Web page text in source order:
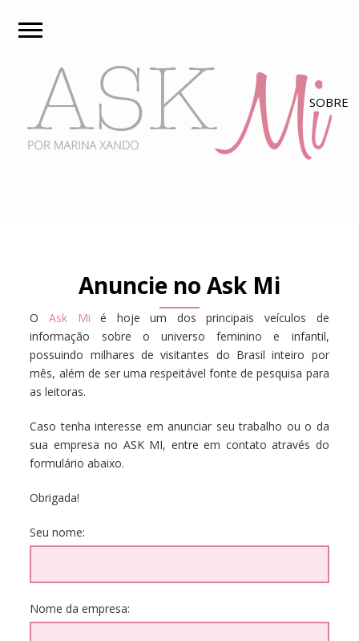
Anuncie no Ask Mi
O Ask Mi é hoje um dos principais veículos de
informação sobre o universo feminino e infantil,
possuindo milhares de visitantes do Brasil inteiro por
mês, além de ser uma respeitável fonte de pesquisa para
as leitoras.
Caso tenha interesse em anunciar seu trabalho ou o da
sua empresa no ASK MI, entre em contato através do
formulário abaixo.
Obrigada!
Seu nome:
Nome da empresa: